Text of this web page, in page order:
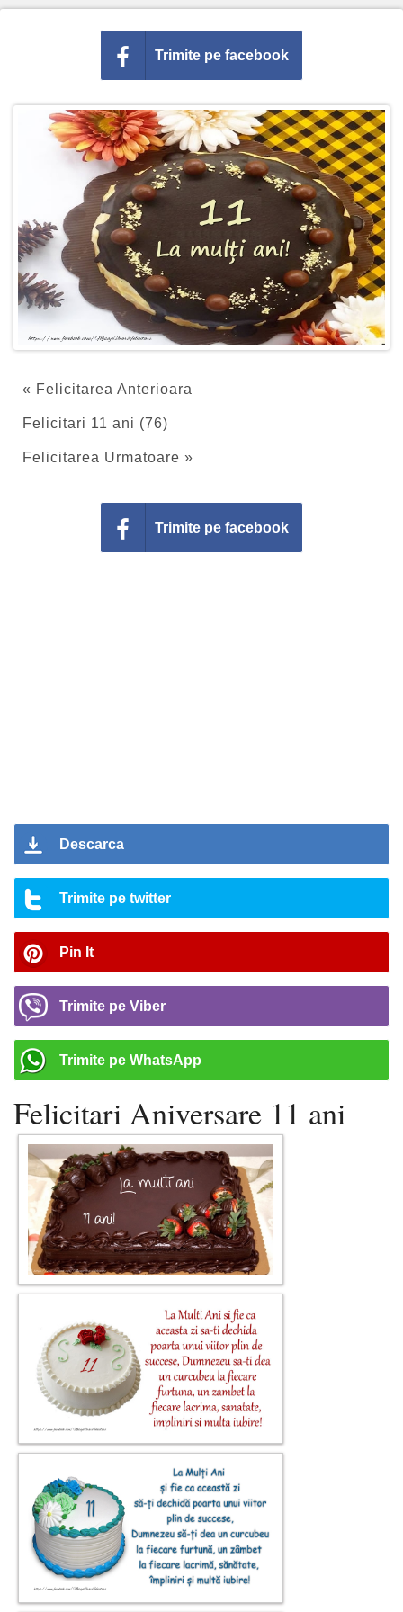
Trimite pe facebook
« Felicitarea Anterioara
Felicitari 11 ani (76)
Felicitarea Urmatoare »
Trimite pe facebook
Descarca
Trimite pe twitter
Pin It
Trimite pe Viber
Trimite pe WhatsApp
Felicitari Aniversare 11 ani